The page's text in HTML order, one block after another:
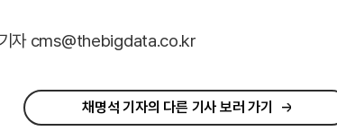
기자 cms@thebigdata.co.kr
채명석 기자의 다른 기사 보러 가기